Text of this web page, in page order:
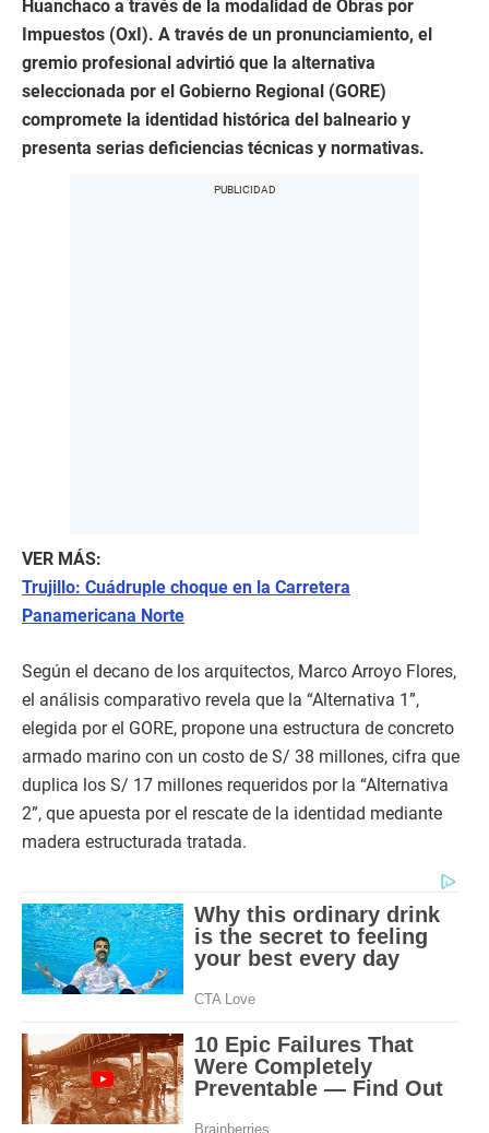
Huanchaco a través de la modalidad de Obras por
Impuestos (OxI). A través de un pronunciamiento, el
gremio profesional advirtió que la alternativa
seleccionada por el Gobierno Regional (GORE)
compromete la identidad histórica del balneario y
presenta serias deficiencias técnicas y normativas.
VER MÁS:
Trujillo: Cuádruple choque en la Carretera
Panamericana Norte
Según el decano de los arquitectos, Marco Arroyo Flores,
el análisis comparativo revela que la “Alternativa 1”,
elegida por el GORE, propone una estructura de concreto
armado marino con un costo de S/ 38 millones, cifra que
duplica los S/ 17 millones requeridos por la “Alternativa
2”, que apuesta por el rescate de la identidad mediante
madera estructurada tratada.